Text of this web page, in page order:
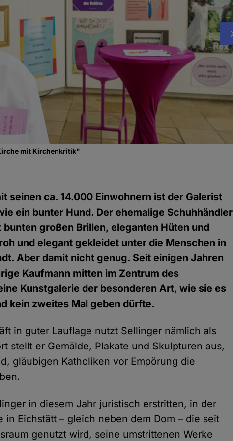
mit Kirchenkritik"
seinen ca. 14.000 Einwohnern ist der Galerist
ein bunter Hund. Der ehemalige Schuhhändler
großen Brillen, eleganten Hüten und
und elegant gekleidet unter die Menschen in
Aber damit nicht genug. Seit einigen Jahren
Kaufmann mitten im Zentrum des
Kunstgalerie der besonderen Art, wie sie es
kein zweites Mal geben dürfte.
in guter Lauflage nutzt Sellinger nämlich als
stellt er Gemälde, Plakate und Skulpturen aus,
gläubigen Katholiken vor Empörung die
in diesem Jahr juristisch erstritten, in der
in Eichstätt – gleich neben dem Dom – die seit
genutzt wird, seine umstrittenen Werke